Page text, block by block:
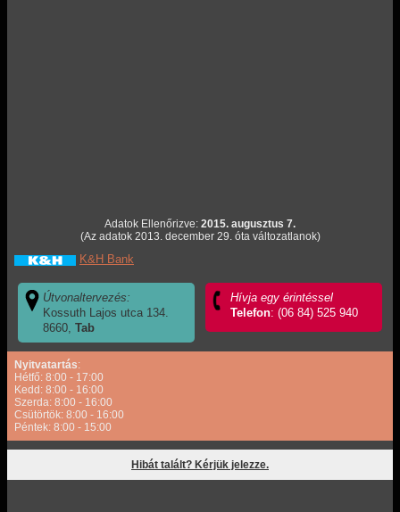
Adatok Ellenőrizve: 2015. augusztus 7.
(Az adatok 2013. december 29. óta változatlanok)
K&H Bank
Útvonaltervezés:
Kossuth Lajos utca 134.
8660,Tab
Hívja egy érintéssel
Telefon: (06 84) 525 940
Nyitvatartás:
Hétfő: 8:00 - 17:00
Kedd: 8:00 - 16:00
Szerda: 8:00 - 16:00
Csütörtök: 8:00 - 16:00
Péntek: 8:00 - 15:00
Hibát talált? Kérjük jelezze.